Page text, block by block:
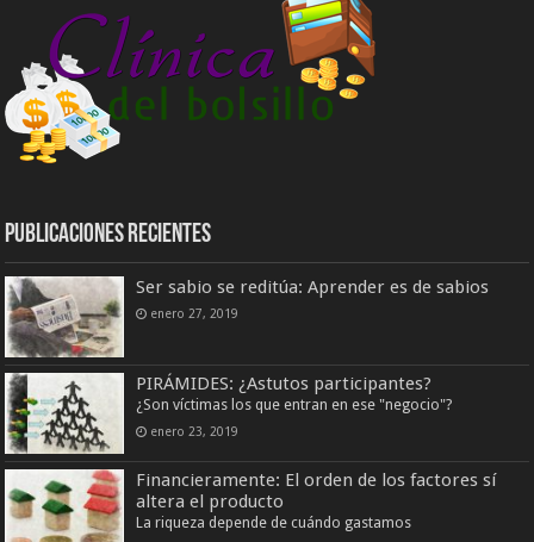
Publicaciones Recientes
Ser sabio se reditúa: Aprender es de sabios
enero 27, 2019
PIRÁMIDES: ¿Astutos participantes?
¿Son víctimas los que entran en ese "negocio"?
enero 23, 2019
Financieramente: El orden de los factores sí
altera el producto
La riqueza depende de cuándo gastamos